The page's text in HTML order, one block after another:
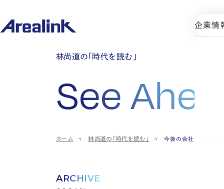
企業情
林尚道の「時代を読む」
See Ahead
ホーム 林尚道の「時代を読む」 今後の会社の在り方・
ARCHIVE